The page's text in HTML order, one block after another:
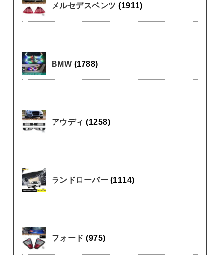
メルセデスベンツ(1911)
BMW (1788)
アウディ(1258)
ランドローバー (1114)
フォード(975)